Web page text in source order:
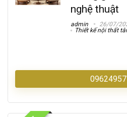
nghệ thuật
admin
26/07/
Thiết kế nội thất